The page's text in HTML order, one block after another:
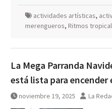
actividades artísticas,
merengueros, Ritmos
La Mega Parranda
está lista para encender
noviembre 19, 2025 La